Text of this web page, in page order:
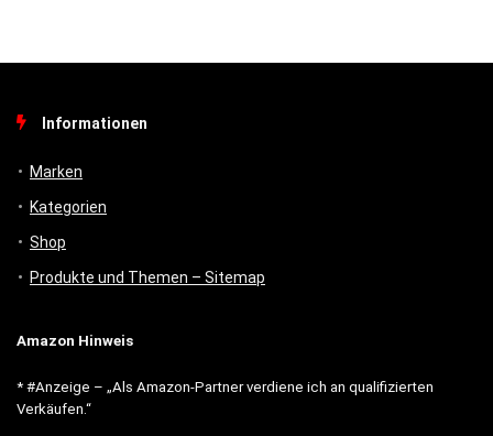
Informationen
Marken
Kategorien
Shop
Produkte und Themen – Sitemap
Amazon Hinweis
* #Anzeige – „Als Amazon-Partner verdiene ich an qualifizierten
Verkäufen.“